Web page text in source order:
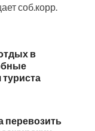
соб.корр.
в
перевозить